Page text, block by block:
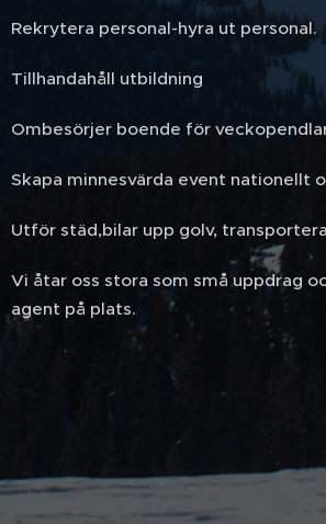
Rekrytera personal-hyra ut personal.
Tillhandahåll utbildning
Ombesörjer boende för
Skapa minnesvärda event nationellt
Utför städ,bilar upp golv,
Vi åtar oss stora som små uppdrag
agent på plats.